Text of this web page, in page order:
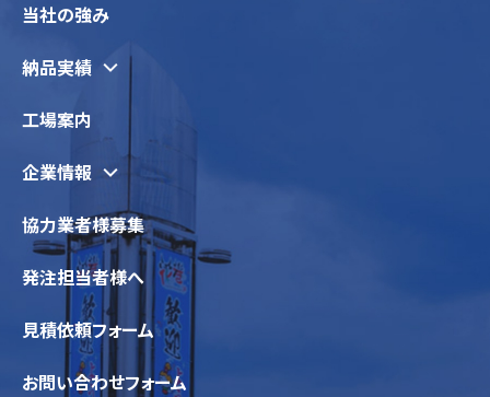
当社の強み
納品実績
工場案内
企業情報
協力業者様募集
発注担当者様へ
見積依頼フォーム
お問い合わせフォーム